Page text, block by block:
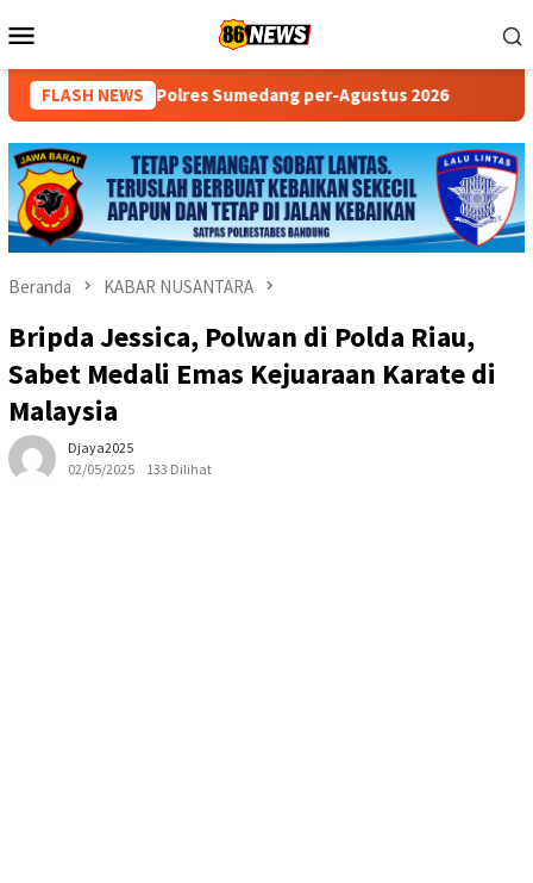
ke
Mobile
FLASH NEWS
Sumedang per-Agustus 2026 Program “Polantas
Beranda KABAR NUSANTARA
Bripda Jessica, Polwan di Polda Riau,
Sabet Medali Emas Kejuaraan Karate di
Malaysia
Djaya2025
02/05/2025
133 Dilihat